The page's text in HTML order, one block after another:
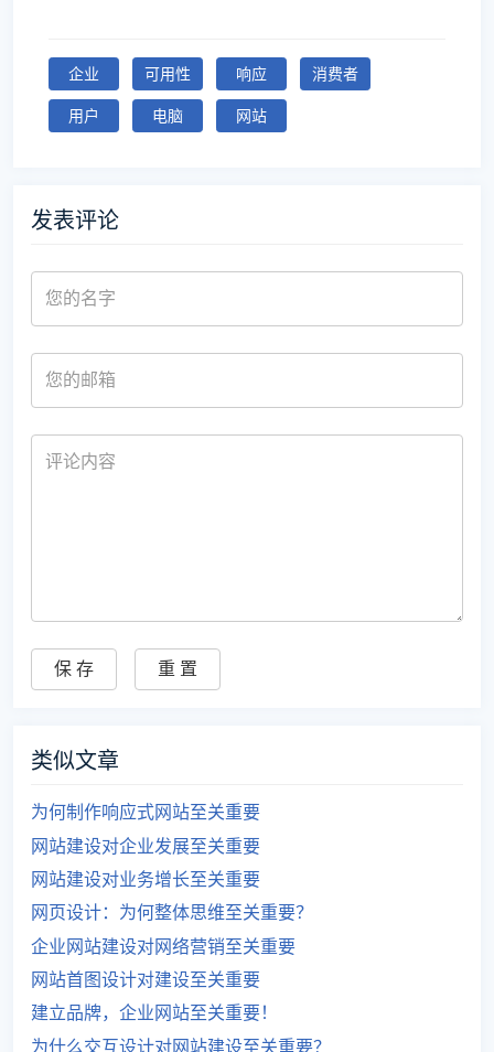
企业 可用性 响应
消费者
用户
电脑 网站
发表评论
类似文章
为何制作响应式网站至关重要
网站建设对企业发展至关重要
网站建设对业务增长至关重要
网页设计：为何整体思维至关重要？
企业网站建设对网络营销至关重要
网站首图设计对建设至关重要
建立品牌，企业网站至关重要！
为什么交互设计对网站建设至关重要？